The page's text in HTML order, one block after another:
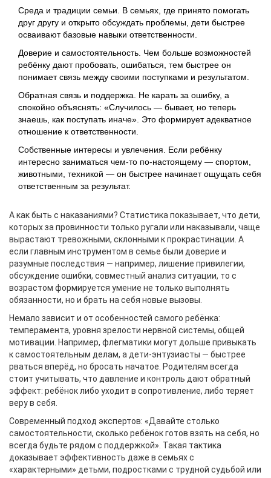
Среда и традиции семьи. В семьях, где принято помогать
друг другу и открыто обсуждать проблемы, дети быстрее
осваивают базовые навыки ответственности.
Доверие и самостоятельность. Чем больше возможностей
ребёнку дают пробовать, ошибаться, тем быстрее он
понимает связь между своими поступками и результатом.
Обратная связь и поддержка. Не карать за ошибку, а
спокойно объяснять: «Случилось — бывает, но теперь
знаешь, как поступать иначе». Это формирует адекватное
отношение к ответственности.
Собственные интересы и увлечения. Если ребёнку
интересно заниматься чем-то по-настоящему — спортом,
животными, техникой — он быстрее начинает ощущать себя
ответственным за результат.
А как быть с наказаниями? Статистика показывает, что дети,
которых за провинности только ругали или наказывали, чаще
вырастают тревожными, склонными к прокрастинации. А
если главным инструментом в семье были доверие и
разумные последствия — например, лишение привилегии,
обсуждение ошибки, совместный анализ ситуации, то с
возрастом формируется умение не только выполнять
обязанности, но и брать на себя новые вызовы.
Немало зависит и от особенностей самого ребёнка:
темперамента, уровня зрелости нервной системы, общей
мотивации. Например, флегматики могут дольше привыкать
к самостоятельным делам, а дети-энтузиасты — быстрее
рваться вперёд, но бросать начатое. Родителям всегда
стоит учитывать, что давление и контроль дают обратный
эффект: ребёнок либо уходит в сопротивление, либо теряет
веру в себя.
Современный подход экспертов: «Давайте столько
самостоятельности, сколько ребёнок готов взять на себя, но
всегда будьте рядом с поддержкой». Такая тактика
доказывает эффективность даже в семьях с
«характерными» детьми, подростками с трудной судьбой или